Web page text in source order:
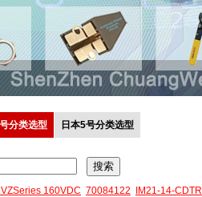
分类选型 日本5号分类选型
160VDC 70084122 IM21-14-CDTRI